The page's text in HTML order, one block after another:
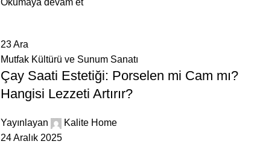
Okumaya devam et
23Ara
Mutfak Kültürü ve Sunum Sanatı
Çay Saati Estetiği: Porselen mi Cam mı?
Hangisi Lezzeti Artırır?
Yayınlayan
Kalite Home
24 Aralık 2025